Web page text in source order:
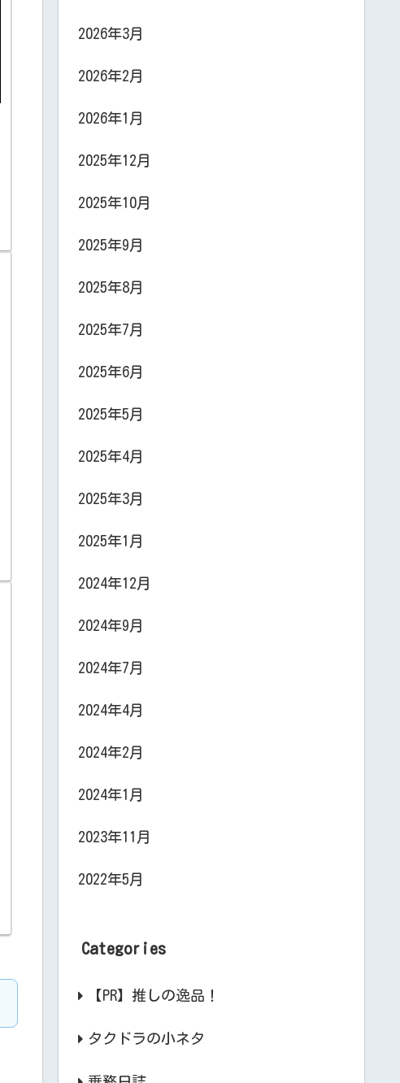
2026年3月
2026年2月
2026年1月
2025年12月
2025年10月
2025年9月
2025年8月
2025年7月
2025年6月
2025年5月
2025年4月
2025年3月
2025年1月
2024年12月
2024年9月
2024年7月
2024年4月
2024年2月
2024年1月
2023年11月
2022年5月
Categories
【PR】推しの逸品！
タクドラの小ネタ